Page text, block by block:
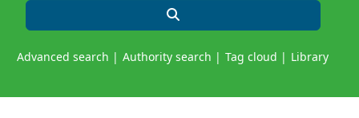
Advanced search Authority search Tag cloud Library